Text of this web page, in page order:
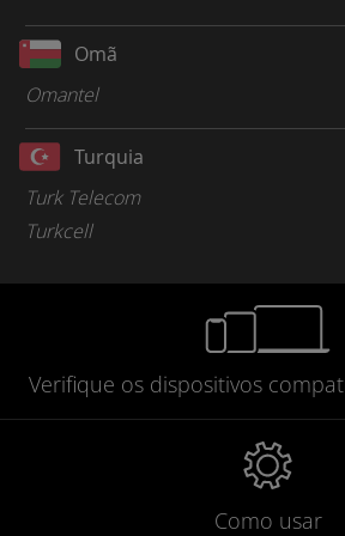
Omã
Omantel
Turquia
Turk Telecom
Turkcell
Verifique os dispositivos
Como usar